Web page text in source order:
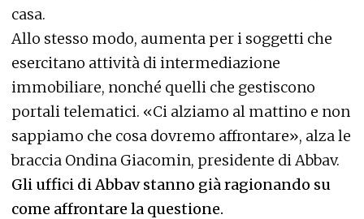
casa.
Allo stesso modo, aumenta per i soggetti che
esercitano attività di intermediazione
immobiliare, nonché quelli che gestiscono
portali telematici. «Ci alziamo al mattino e non
sappiamo che cosa dovremo affrontare», alza le
braccia Ondina Giacomin, presidente di Abbav.
Gli uffici di Abbav stanno già ragionando su
come affrontare la questione.